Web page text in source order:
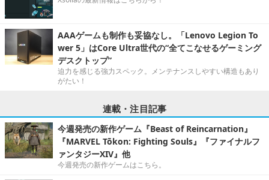
AAAゲームも制作も妥協なし。「Lenovo Legion To
wer 5」はCore Ultra世代の“全てこなせるゲーミング
デスクトップ”
迫力を感じる強力スペック。メンテナンスしやすい構造もあり
がたい！
連載・注目記事
今週発売の新作ゲーム『Beast of Reincarnation』
『MARVEL Tōkon: Fighting Souls』『ファイナルフ
ァンタジーXIV』他
今週発売の新作ゲームはこちら。